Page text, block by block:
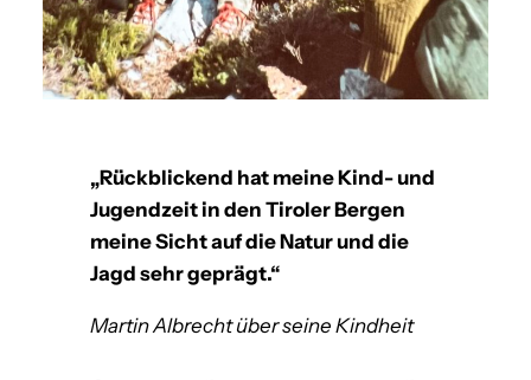
„Rückblickend hat meine Kind- und
Jugendzeit in den Tiroler Bergen
meine Sicht auf die Natur und die
Jagd sehr geprägt.“
Martin Albrecht über seine Kindheit